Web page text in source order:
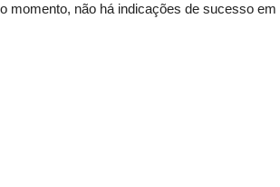
momento, não há indicações de sucesso